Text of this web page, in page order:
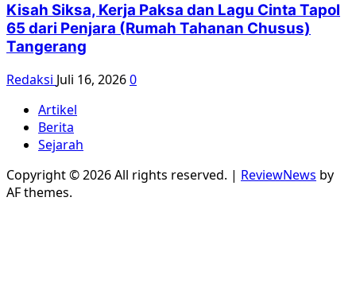
Kisah Siksa, Kerja Paksa dan Lagu Cinta Tapol
65 dari Penjara (Rumah Tahanan Chusus)
Tangerang
Redaksi Juli 16, 20260
Artikel
Berita
Sejarah
Copyright © 2026 All rights reserved. | ReviewNews by
AF themes.